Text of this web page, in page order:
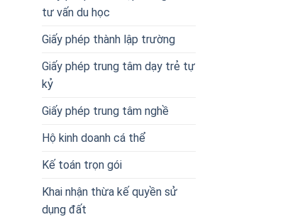
tư vấn du học
Giấy phép thành lập trường
Giấy phép trung tâm dạy trẻ tự
kỷ
Giấy phép trung tâm nghề
Hộ kinh doanh cá thể
Kế toán trọn gói
Khai nhận thừa kế quyền sử
dụng đất